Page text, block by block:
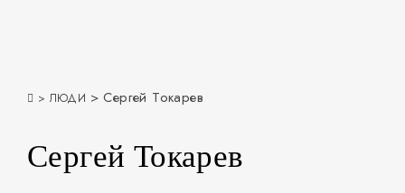
> ЛЮДИ > Сергей Токарев
Сергей Токарев